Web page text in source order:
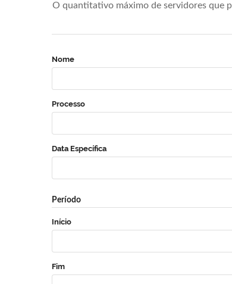
O quantitativo máximo de servidores que
Nome
Processo
Data Específica
Período
Início
Fim